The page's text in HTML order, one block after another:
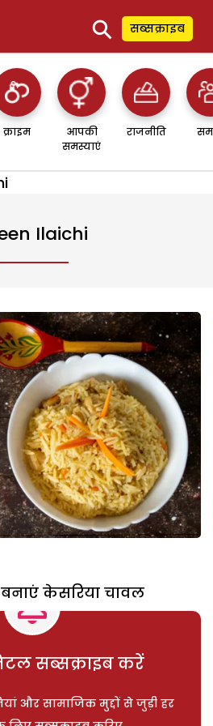
⚲ सब्सक्राइब
क्राइम
आपकी
समस्याएं
राजनीति
Ilaichi
केसरिया चावल
सब्सक्राइब करें
और सामाजिक मुद्दों से जुड़ी हर